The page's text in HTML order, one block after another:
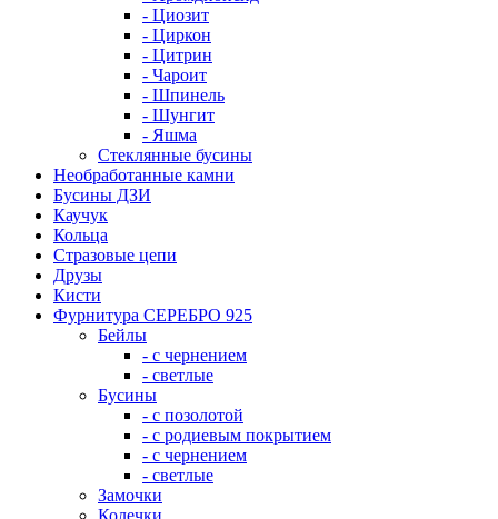
- Циозит
- Циркон
- Цитрин
- Чароит
- Шпинель
- Шунгит
- Яшма
Стеклянные бусины
Необработанные камни
Бусины ДЗИ
Каучук
Кольца
Стразовые цепи
Друзы
Кисти
Фурнитура СЕРЕБРО 925
Бейлы
- с чернением
- светлые
Бусины
- с позолотой
- с родиевым покрытием
- с чернением
- светлые
Замочки
Колечки